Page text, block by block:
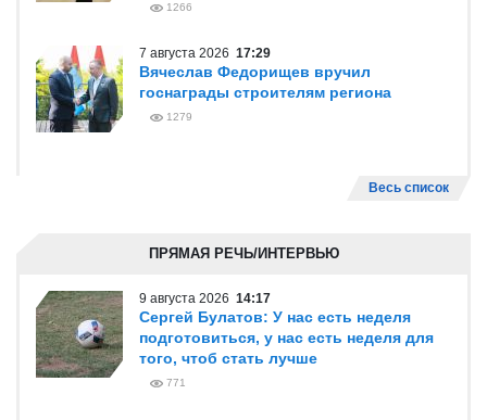
1266
7 августа 2026 17:29
Вячеслав Федорищев вручил
госнаграды строителям региона
1279
Весь список
ПРЯМАЯ РЕЧЬ/ИНТЕРВЬЮ
9 августа 2026 14:17
Сергей Булатов: У нас есть неделя
подготовиться, у нас есть неделя для
того, чтоб стать лучше
771